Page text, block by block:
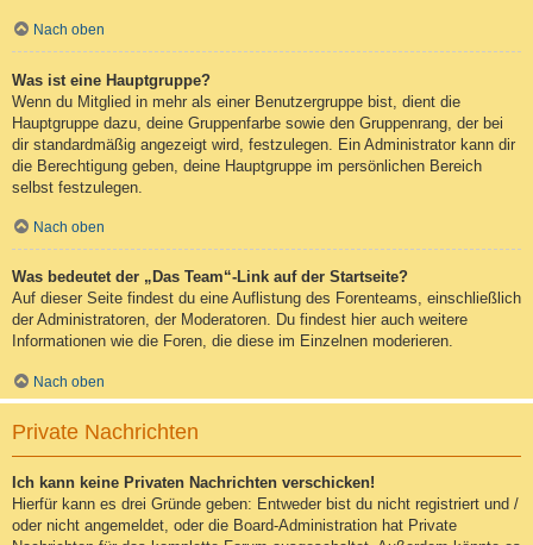
Nach oben
Was ist eine Hauptgruppe?
Wenn du Mitglied in mehr als einer Benutzergruppe bist, dient die
Hauptgruppe dazu, deine Gruppenfarbe sowie den Gruppenrang, der bei
dir standardmäßig angezeigt wird, festzulegen. Ein Administrator kann dir
die Berechtigung geben, deine Hauptgruppe im persönlichen Bereich
selbst festzulegen.
Nach oben
Was bedeutet der „Das Team“-Link auf der Startseite?
Auf dieser Seite findest du eine Auflistung des Forenteams, einschließlich
der Administratoren, der Moderatoren. Du findest hier auch weitere
Informationen wie die Foren, die diese im Einzelnen moderieren.
Nach oben
Private Nachrichten
Ich kann keine Privaten Nachrichten verschicken!
Hierfür kann es drei Gründe geben: Entweder bist du nicht registriert und /
oder nicht angemeldet, oder die Board-Administration hat Private